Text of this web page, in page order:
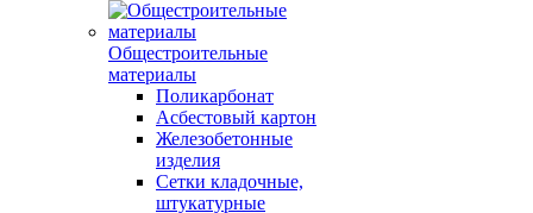
Общестроительные
материалы
Поликарбонат
Асбестовый картон
Железобетонные
изделия
Сетки кладочные,
штукатурные